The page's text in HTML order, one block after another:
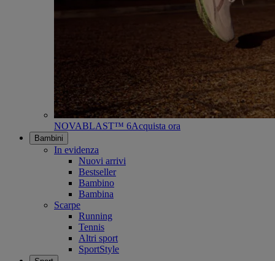
NOVABLAST™ 6Acquista ora
Bambini
In evidenza
Nuovi arrivi
Bestseller
Bambino
Bambina
Scarpe
Running
Tennis
Altri sport
SportStyle